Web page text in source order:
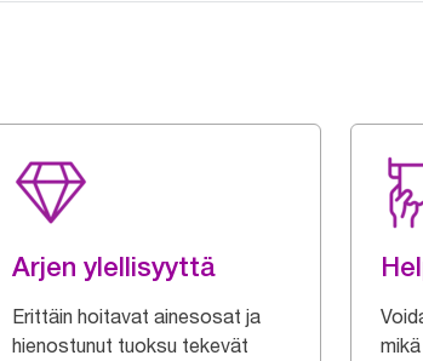
Arjen ylellisyyttä
Erittäin hoitavat ainesosat ja
hienostunut tuoksu tekevät